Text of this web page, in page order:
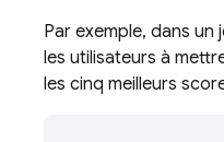
Par exemple, dans
les utilisateurs à
les cinq meilleurs